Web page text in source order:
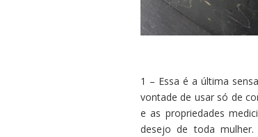
1 – Essa é a última
vontade de usar só de
e as propriedades
desejo de toda